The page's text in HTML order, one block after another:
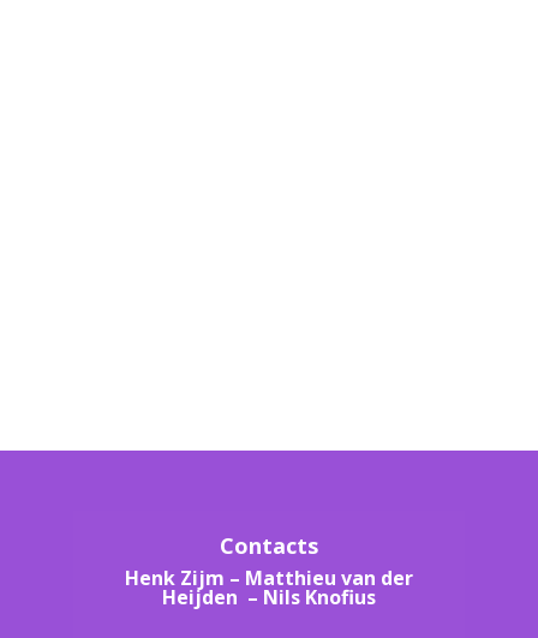
Contacts
Henk Zijm – Matthieu van der
Heijden – Nils Knofius